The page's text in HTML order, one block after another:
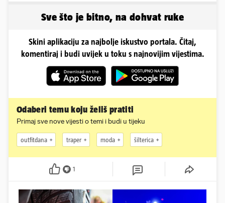
Sve što je bitno, na dohvat ruke
Skini aplikaciju za najbolje iskustvo portala. Čitaj,
komentiraj i budi uvijek u toku s najnovijim vijestima.
Odaberi temu koju želiš pratiti
Primaj sve nove vijesti o temi i budi u tijeku
outfitdana traper moda šilterica
1